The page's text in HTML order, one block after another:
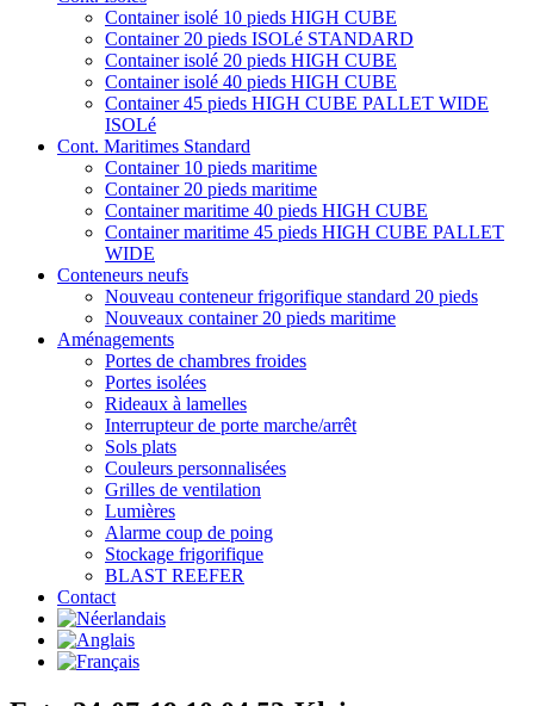
Container isolé 10 pieds HIGH CUBE
Container 20 pieds ISOLé STANDARD
Container isolé 20 pieds HIGH CUBE
Container isolé 40 pieds HIGH CUBE
Container 45 pieds HIGH CUBE PALLET WIDE
ISOLé
Cont. Maritimes Standard
Container 10 pieds maritime
Container 20 pieds maritime
Container maritime 40 pieds HIGH CUBE
Container maritime 45 pieds HIGH CUBE PALLET
WIDE
Conteneurs neufs
Nouveau conteneur frigorifique standard 20 pieds
Nouveaux container 20 pieds maritime
Aménagements
Portes de chambres froides
Portes isolées
Rideaux à lamelles
Interrupteur de porte marche/arrêt
Sols plats
Couleurs personnalisées
Grilles de ventilation
Lumières
Alarme coup de poing
Stockage frigorifique
BLAST REEFER
Contact